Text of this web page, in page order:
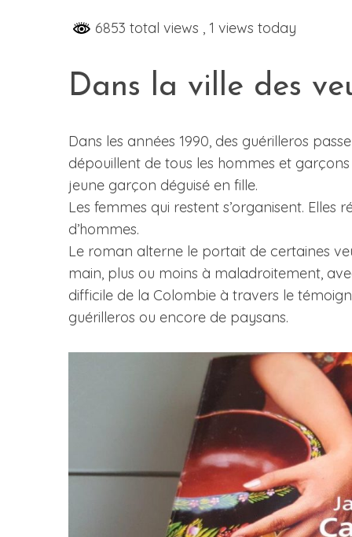
6853 total views , 1 views today
Dans la ville des
Dans les années 1990, des guérilleros
dépouillent de tous les hommes et
jeune garçon déguisé en fille.
Les femmes qui restent s’organisent.
d’hommes.
Le roman alterne le portait de certaines
main, plus ou moins à maladroitement,
difficile de la Colombie à travers le
guérilleros ou encore de paysans.
S
e
c
h
f
o